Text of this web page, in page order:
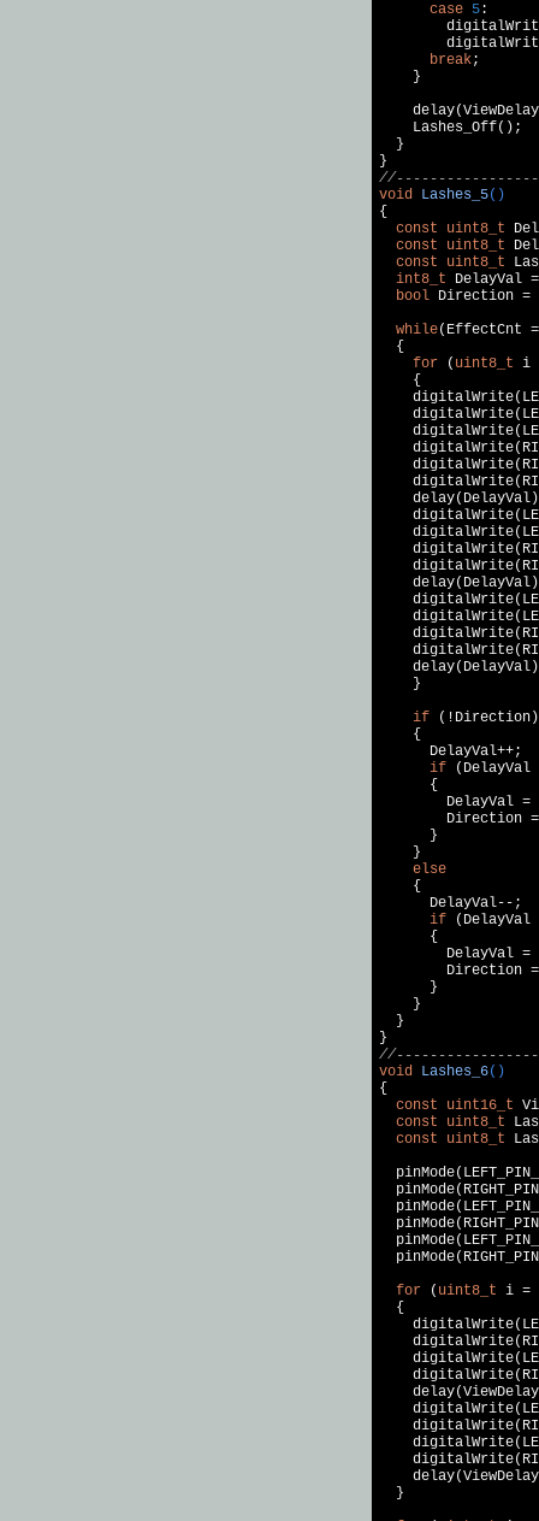
case 5:
break;
    }
    Lashes_Off();
  }
void Lashes_5()
{
const
uint8_t
const
uint8_t
const
uint8_t
int8_t DelayVal
bool Direction =
while(EffectCnt
  {
for ( uint8_t i
    {
    }
if (!Direction)
    {
      DelayVal++;
if (DelayVal
      {
DelayVal
Direction
      }
    }
else
    {
      DelayVal--;
if
      {
DelayVal
Direction
      }
    }
  }
void Lashes_6()
{
const
uint16_t
const
uint8_t
const
uint8_t
for ( uint8_t i =
  {
  }